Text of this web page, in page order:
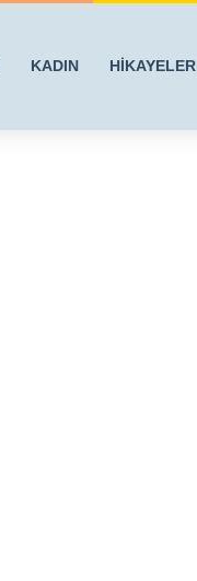
KADIN HİKAYELER